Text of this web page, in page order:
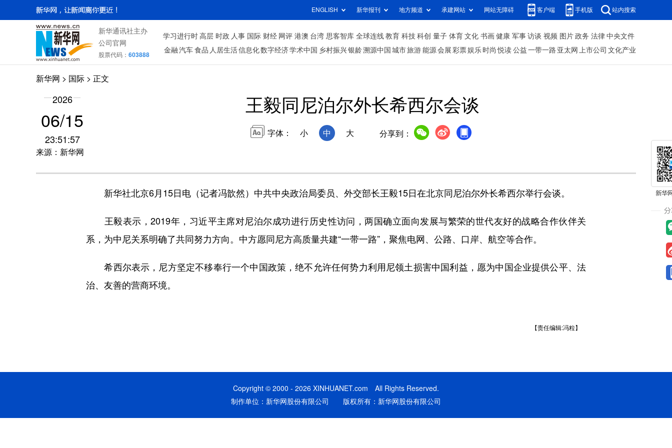
ENGLISH 新华报刊 地方频道 承建网站 网站无障碍 客户端 手机版 站内搜索
新华通讯社主办
公司官网
股票代码： 603888
学习进行时 高层 时政 人事 国际 财经 网评 港澳 台湾 思客智库 全球连线 教育 科技 科创 量子 体育 文化 书画 健康 军事 访谈 视频 图片 政务 法律 中央文件
金融 汽车 食品 人居生活信息化数字经济学术中国 乡村振兴银龄溯源中国 城市旅游 能源 会展 彩票娱乐 时尚 悦读 公益 一带一路 亚太网 上市公司 文化产业
新华网 > 国际 > 正文
2026
06/15
23:51:57
来源：新华网
王毅同尼泊尔外长希西尔会谈
字体： 小 中 大 分享到：
新华社北京6月15日电（记者冯歆然）中共中央政治局委员、外交部长王毅15日在北京同尼泊尔外长希西尔举行会谈。
王毅表示，2019年，习近平主席对尼泊尔成功进行历史性访问，两国确立面向发展与繁荣的世代友好的战略合作伙伴关
系，为中尼关系明确了共同努力方向。中方愿同尼方高质量共建“一带一路”，聚焦电网、公路、口岸、航空等合作。
希西尔表示，尼方坚定不移奉行一个中国政策，绝不允许任何势力利用尼领土损害中国利益，愿为中国企业提供公平、法
治、友善的营商环境。
【责任编辑:冯粒】
Copyright © 2000 - 2026 XINHUANET.com All Rights Reserved.
制作单位：新华网股份有限公司 版权所有：新华网股份有限公司